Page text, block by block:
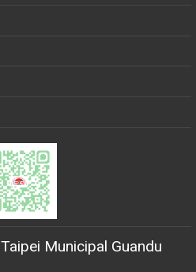
Taipei Municipal Guandu